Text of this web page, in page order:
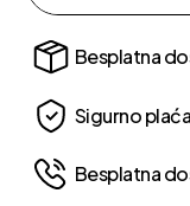
Besplatna
Sigurno
Besplatna